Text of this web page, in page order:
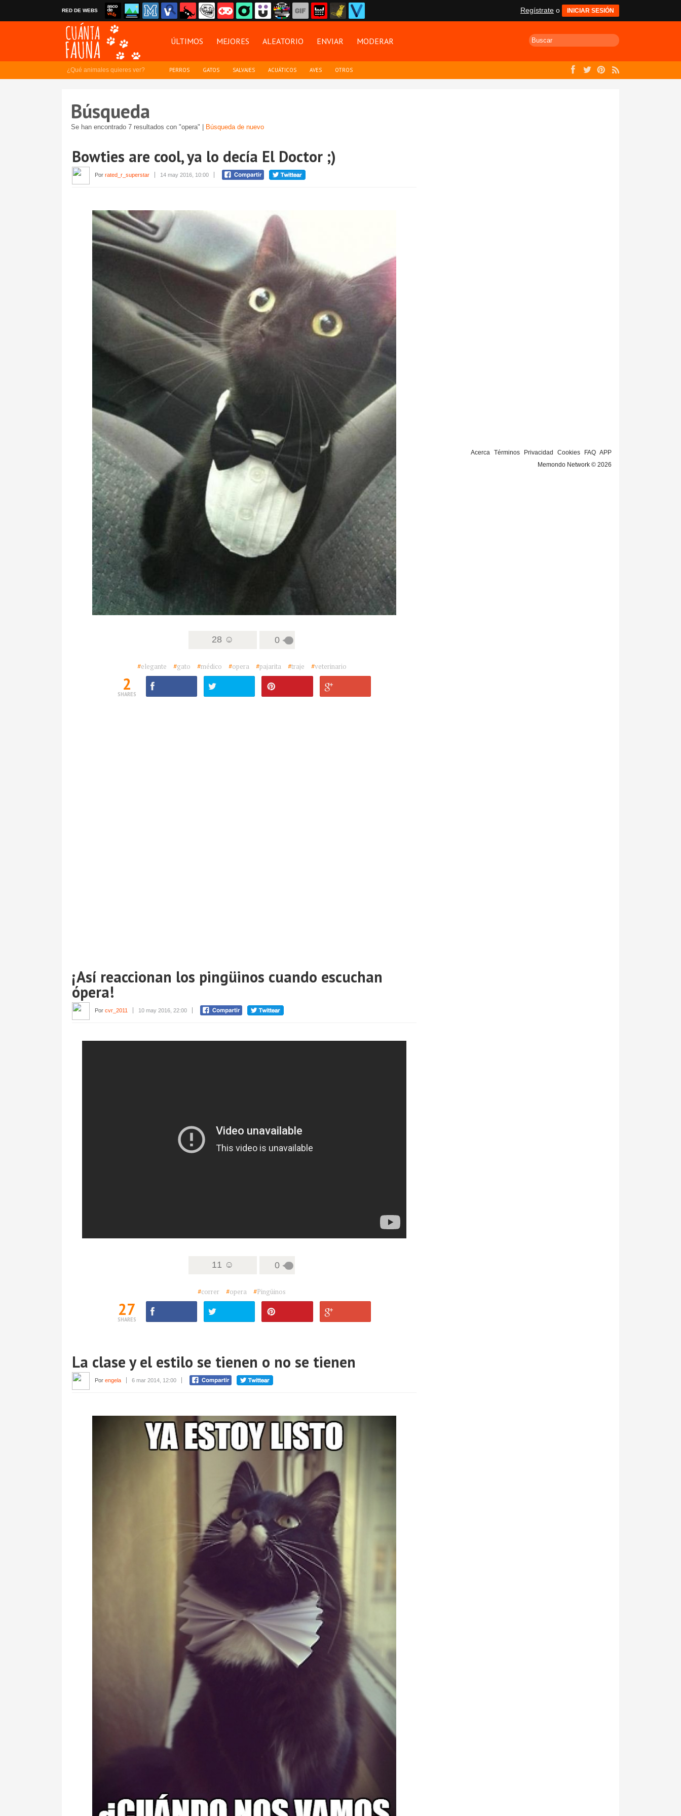
RED DE WEBS Regístrate o INICIAR SESIÓN
ÚLTIMOS MEJORES ALEATORIO ENVIAR MODERAR
¿Qué animales quieres ver? PERROS GATOS SALVAJES ACUÁTICOS AVES OTROS
Búsqueda
Se han encontrado 7 resultados con "opera" | Búsqueda de nuevo
Bowties are cool, ya lo decía El Doctor ;)
Por rated_r_superstar 14 may 2016, 10:00
28 ☺ 0
#elegante #gato #médico #opera #pajarita #traje #veterinario
2
SHARES
¡Así reaccionan los pingüinos cuando escuchan
ópera!
Por cvr_2011 10 may 2016, 22:00
11 ☺ 0
#correr #opera #Pingüinos
27
SHARES
La clase y el estilo se tienen o no se tienen
Por engela 6 mar 2014, 12:00
Acerca Términos Privacidad Cookies FAQ APP
Memondo Network © 2026